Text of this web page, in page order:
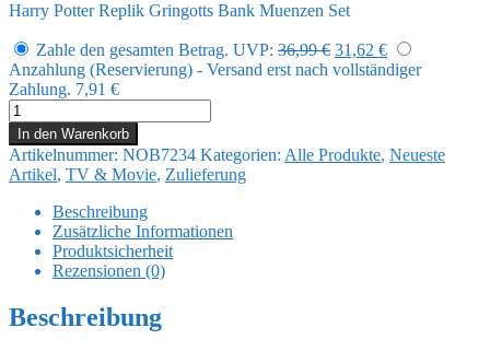
Harry Potter Replik Gringotts Bank Muenzen Set
Zahle den gesamten Betrag. UVP: 36,99€ Ursprünglicher
Preis
31,62 €Aktueller
Preis
Anzahlung (Reservierung) - Versand erst nach vollständiger
Zahlung. 7,91 €
Harry
Potter
Replik
Gringotts
Bank
Muenzen
Menge
In den Warenkorb
Artikelnummer: NOB7234 Kategorien: Alle Produkte, Neueste
Artikel, TV & Movie, Zulieferung
Beschreibung
Zusätzliche Informationen
Produktsicherheit
Rezensionen (0)
Beschreibung